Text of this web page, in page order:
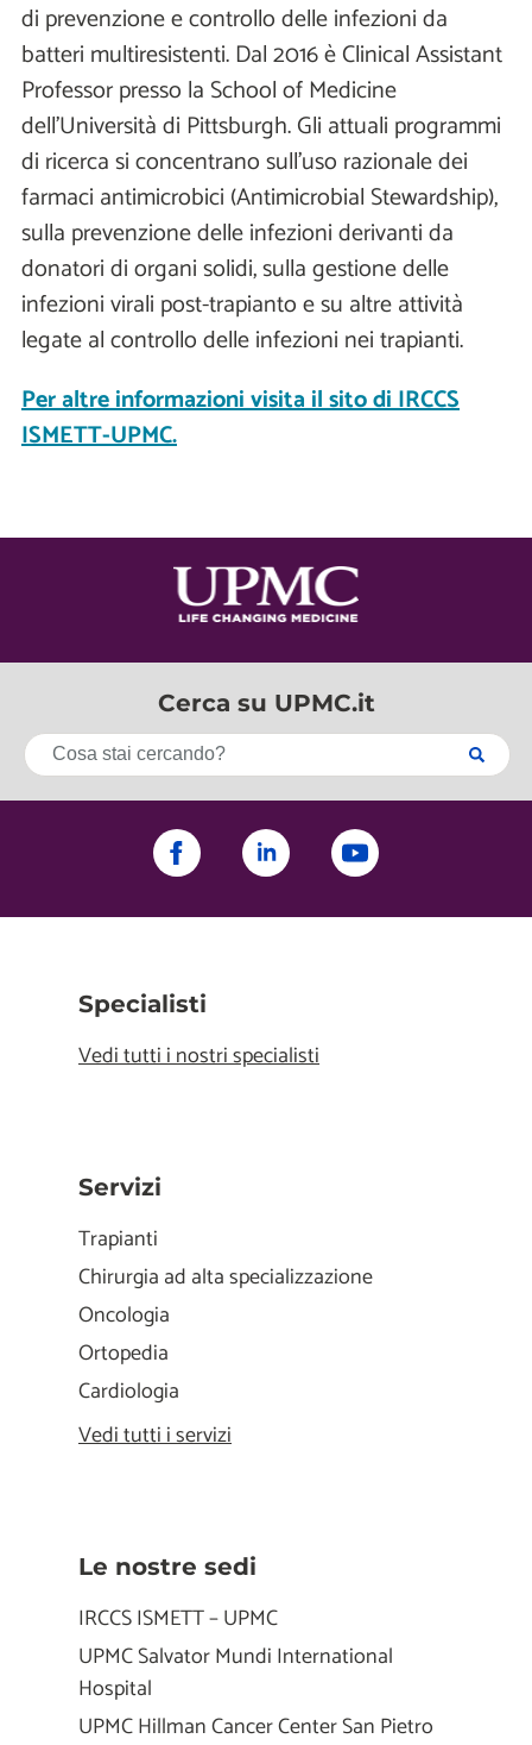
di prevenzione e controllo delle infezioni da
batteri multiresistenti. Dal 2016 è Clinical Assistant
Professor presso la School of Medicine
dell'Università di Pittsburgh. Gli attuali programmi
di ricerca si concentrano sull'uso razionale dei
farmaci antimicrobici (Antimicrobial Stewardship),
sulla prevenzione delle infezioni derivanti da
donatori di organi solidi, sulla gestione delle
infezioni virali post-trapianto e su altre attività
legate al controllo delle infezioni nei trapianti.
Per altre informazioni visita il sito di IRCCS
ISMETT-UPMC.
Cerca su UPMC.it
Specialisti
Vedi tutti i nostri specialisti
Servizi
Trapianti
Chirurgia ad alta specializzazione
Oncologia
Ortopedia
Cardiologia
Vedi tutti i servizi
Le nostre sedi
IRCCS ISMETT – UPMC
UPMC Salvator Mundi International
Hospital
UPMC Hillman Cancer Center San Pietro